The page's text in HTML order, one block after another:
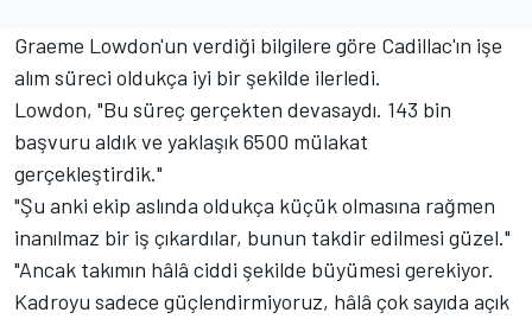
Graeme Lowdon'un verdiği bilgilere göre Cadillac'ın işe
alım süreci oldukça iyi bir şekilde ilerledi.
Lowdon, "Bu süreç gerçekten devasaydı. 143 bin
başvuru aldık ve yaklaşık 6500 mülakat
gerçekleştirdik."
"Şu anki ekip aslında oldukça küçük olmasına rağmen
inanılmaz bir iş çıkardılar, bunun takdir edilmesi güzel."
"Ancak takımın hâlâ ciddi şekilde büyümesi gerekiyor.
Kadroyu sadece güçlendirmiyoruz, hâlâ çok sayıda açık